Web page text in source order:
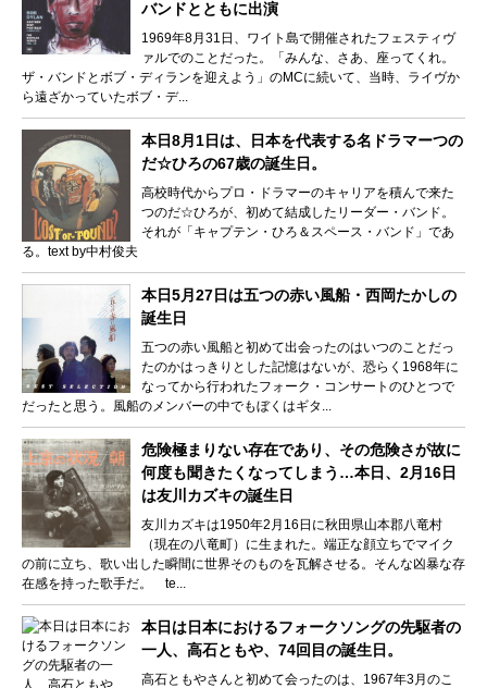
バンドとともに出演
1969年8月31日、ワイト島で開催されたフェスティヴ
ァルでのことだった。「みんな、さあ、座ってくれ。
ザ・バンドとボブ・ディランを迎えよう」のMCに続いて、当時、ライヴか
ら遠ざかっていたボブ・デ...
本日8月1日は、日本を代表する名ドラマーつの
だ☆ひろの67歳の誕生日。
高校時代からプロ・ドラマーのキャリアを積んで来た
つのだ☆ひろが、初めて結成したリーダー・バンド。
それが「キャプテン・ひろ＆スペース・バンド」であ
る。text by中村俊夫
本日5月27日は五つの赤い風船・西岡たかしの
誕生日
五つの赤い風船と初めて出会ったのはいつのことだっ
たのかはっきりとした記憶はないが、恐らく1968年に
なってから行われたフォーク・コンサートのひとつで
だったと思う。風船のメンバーの中でもぼくはギタ...
危険極まりない存在であり、その危険さが故に
何度も聞きたくなってしまう…本日、2月16日
は友川カズキの誕生日
友川カズキは1950年2月16日に秋田県山本郡八竜村
（現在の八竜町）に生まれた。端正な顔立ちでマイク
の前に立ち、歌い出した瞬間に世界そのものを瓦解させる。そんな凶暴な存
在感を持った歌手だ。 te...
本日は日本におけるフォークソングの先駆者の
一人、高石ともや、74回目の誕生日。
高石ともやさんと初めて会ったのは、1967年3月のこ